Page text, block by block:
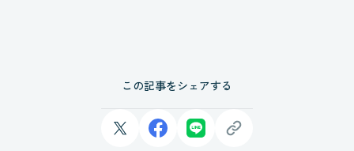
この記事をシェアする